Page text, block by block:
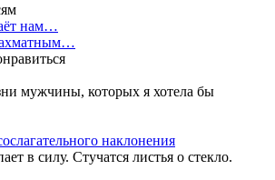
нам…
мужчины, которых я хотела бы
наклонения
в силу. Стучатся листья о стекло.